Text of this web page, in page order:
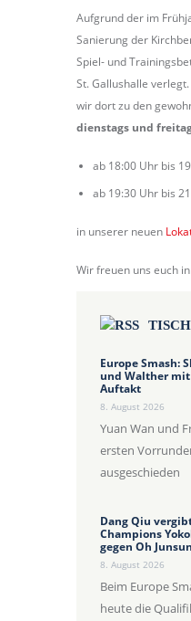
Aufgrund der im
Sanierung der
Spiel- und
St. Gallushalle
wir dort zu den
dienstags und
ab 18:00 Uhr bis
ab 19:30 Uhr bis
in unserer neuen
Wir freuen uns euch
Europe Smash:
und Walther
Auftakt
8. August 2026
Yuan Wan und
ersten
ausgeschieden
Dang Qiu
Champions
gegen Oh
8. August 2026
Beim Europe
heute die